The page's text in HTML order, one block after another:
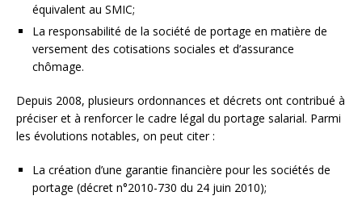
équivalent au SMIC;
La responsabilité de la société de portage en matière de
versement des cotisations sociales et d’assurance
chômage.
Depuis 2008, plusieurs ordonnances et décrets ont contribué à
préciser et à renforcer le cadre légal du portage salarial. Parmi
les évolutions notables, on peut citer :
La création d’une garantie financière pour les sociétés de
portage (décret n°2010-730 du 24 juin 2010);